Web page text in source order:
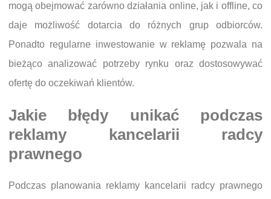
mogą obejmować zarówno działania online, jak i offline, co
daje możliwość dotarcia do różnych grup odbiorców.
Ponadto regularne inwestowanie w reklamę pozwala na
bieżąco analizować potrzeby rynku oraz dostosowywać
ofertę do oczekiwań klientów.
Jakie błędy unikać podczas
reklamy kancelarii radcy
prawnego
Podczas planowania reklamy kancelarii radcy prawnego